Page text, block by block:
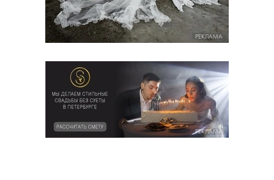
РЕКЛАМА
РЕКЛАМА